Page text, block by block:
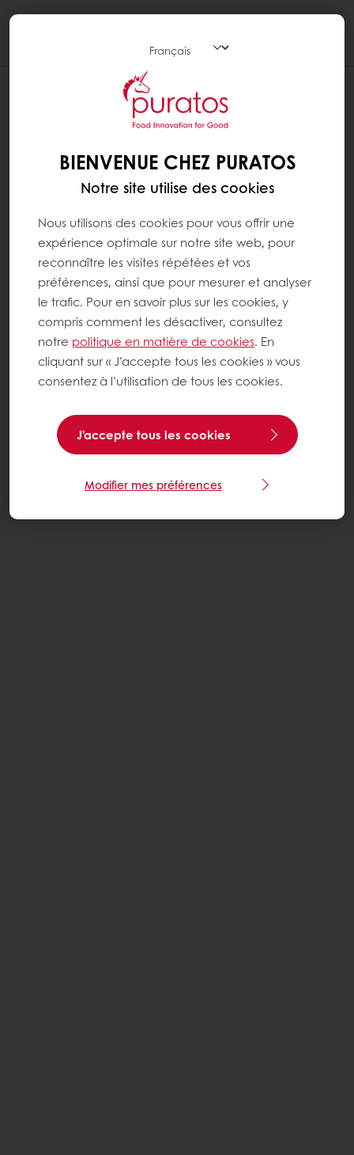
BIENVENUE CHEZ PURATOS
Notre site utilise des cookies
Nous utilisons des cookies pour vous offrir une
expérience optimale sur notre site web, pour
reconnaître les visites répétées et vos
préférences, ainsi que pour mesurer et analyser
le trafic. Pour en savoir plus sur les cookies, y
compris comment les désactiver, consultez
notre politique en matière de cookies. En
cliquant sur « J’accepte tous les cookies » vous
consentez à l’utilisation de tous les cookies.
J'accepte tous les cookies
Modifier mes préférences